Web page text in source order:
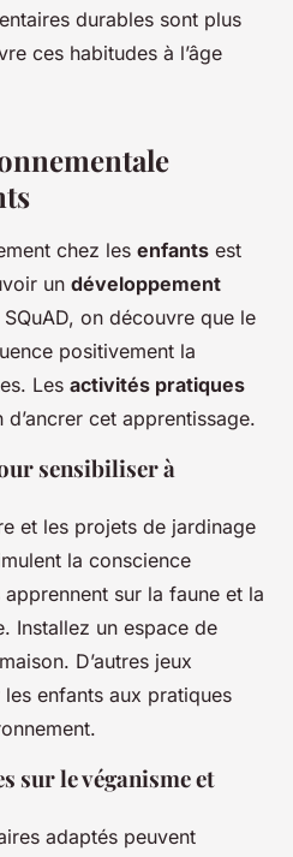
durables sont plus
ces habitudes à l’âge
chez les enfants est
un développement
SQuAD, on découvre que le
positivement la
Les activités pratiques
cet apprentissage.
sensibiliser à
et les projets de jardinage
la conscience
sur la faune et la
Installez un espace de
D’autres jeux
enfants aux pratiques
sur le véganisme et
adaptés peuvent